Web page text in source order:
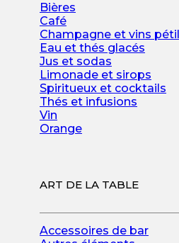
Bières
Café
Champagne et vins
Eau et thés glacés
Jus et sodas
Limonade et sirops
Spiritueux et cocktails
Thés et infusions
Vin
Orange
ART DE LA TABLE
Accessoires de bar